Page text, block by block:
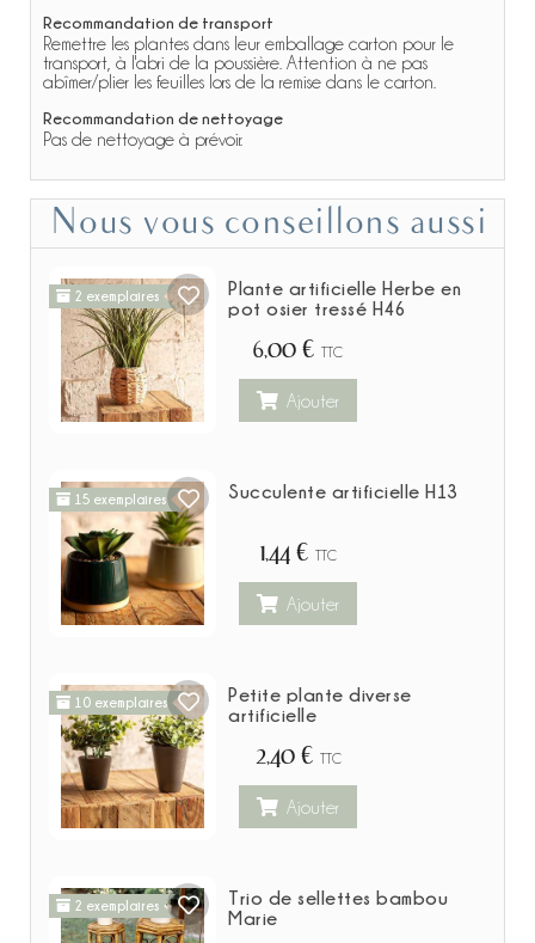
Recommandation de transport
Remettre les plantes dans leur emballage carton pour le
transport, à l'abri de la poussière. Attention à ne pas
abîmer/plier les feuilles lors de la remise dans le carton.
Recommandation de nettoyage
Pas de nettoyage à prévoir.
Nous vous conseillons aussi
2 exemplaires
Plante artificielle Herbe en
pot osier tressé H46
6,00 € TTC
Ajouter
15 exemplaires Succulente artificielle H13
1,44 € TTC
Ajouter
10 exemplaires
Petite plante diverse
artificielle
2,40 € TTC
Ajouter
2 exemplaires
Trio de sellettes bambou
Marie